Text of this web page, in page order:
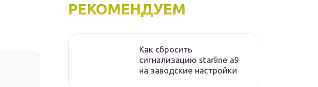
РЕКОМЕНДУЕМ
Как сбросить
сигнализацию starline а9
на заводские настройки